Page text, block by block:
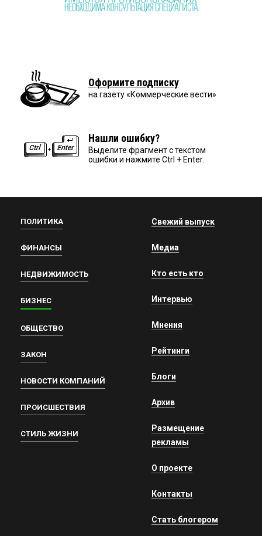
Оформите подписку
на газету «Коммерческие вести»
Нашли ошибку?
Выделите фрагмент с текстом
ошибки и нажмите Ctrl + Enter.
ПОЛИТИКА
ФИНАНСЫ
НЕДВИЖИМОСТЬ
БИЗНЕС
ОБЩЕСТВО
ЗАКОН
НОВОСТИ КОМПАНИЙ
ПРОИСШЕСТВИЯ
СТИЛЬ ЖИЗНИ
Свежий выпуск
Медиа
Кто есть кто
Интервью
Мнения
Рейтинги
Блоги
Архив
Размещение
рекламы
О проекте
Контакты
Стать блогером